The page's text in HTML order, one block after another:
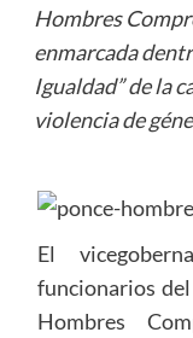
Hombres
enmarcada
Igualdad” de la
violencia de
El
funcionarios
Hombres